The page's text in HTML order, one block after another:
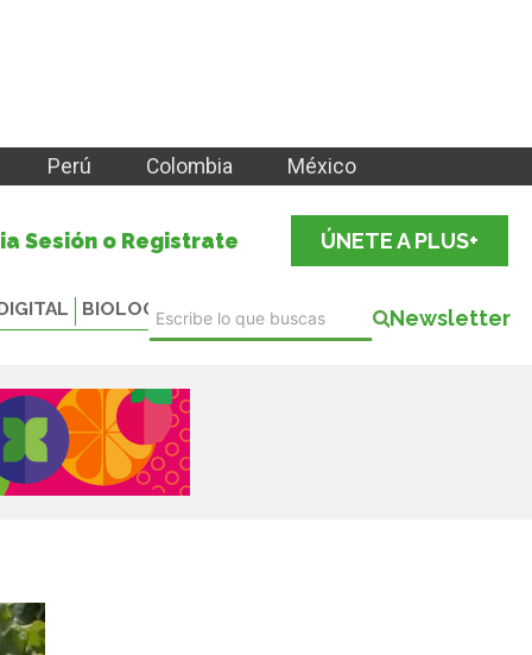
Perú Colombia México
Sesión o Registrate ÚNETE A PLUS+
BIOLOGICALS Newsletter